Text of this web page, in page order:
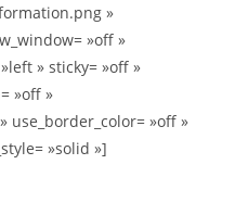
»
»off »
» sticky= »off »
»off »
use_border_color= »off »
»solid »]